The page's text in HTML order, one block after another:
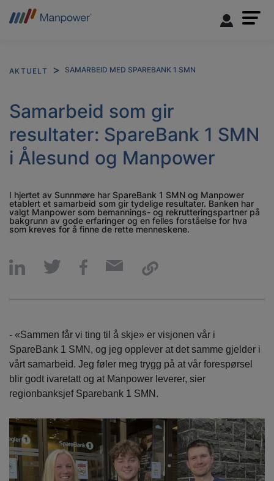
AKTUELT SAMARBEID MED SPAREBANK 1 SMN
Samarbeid som gir
resultater: SpareBank 1 SMN
i Ålesund og Manpower
I hjertet av Sunnmøre har SpareBank 1 SMN og Manpower
etablert et samarbeid som gir tydelige resultater. Banken har
valgt Manpower som bemannings- og rekrutteringspartner på
bakgrunn av gode erfaringer og en felles forståelse for hva
som kreves for å finne de rette menneskene.
- «Sammen får vi ting til å skje» er visjonen vår i
SpareBank 1 SMN, og jeg opplever at det samme gjelder i
vårt samarbeid. Jeg føler meg trygg på at vår forespørsel
blir godt ivaretatt og at Manpower leverer, sier
regionbanksjef Sparebank 1 SMN.